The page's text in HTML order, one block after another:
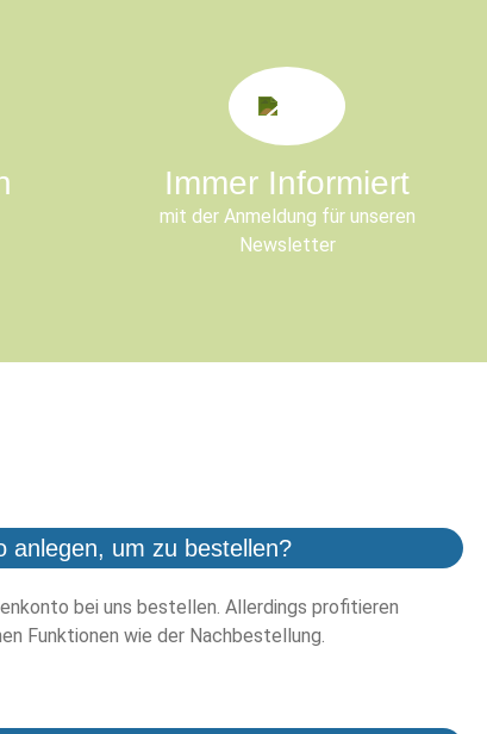
Immer Informiert
mit der Anmeldung für unseren
Newsletter
anlegen, um zu bestellen?
bei uns bestellen. Allerdings profitieren
Funktionen wie der Nachbestellung.